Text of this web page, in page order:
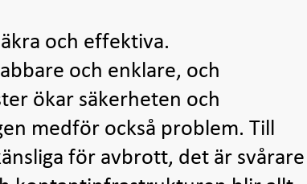
och effektiva.
och enklare, och
ökar säkerheten och
medför också problem. Till
för avbrott, det är svårare